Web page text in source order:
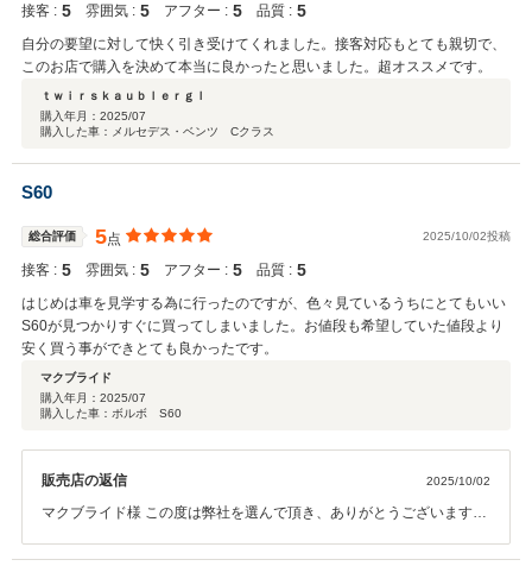
接客 : 5 雰囲気 : 5 アフター : 5 品質 : 5
自分の要望に対して快く引き受けてくれました。接客対応もとても親切で、
このお店で購入を決めて本当に良かったと思いました。超オススメです。
ｔｗｉｒｓｋａｕｂｌｅｒｇｌ
購入年月： 2025/07
購入した車：メルセデス・ベンツ Cクラス
S60
総合評価 5点 2025/10/02投稿
接客 : 5 雰囲気 : 5 アフター : 5 品質 : 5
はじめは車を見学する為に行ったのですが、色々見ているうちにとてもいい
S60が見つかりすぐに買ってしまいました。お値段も希望していた値段より
安く買う事ができとても良かったです。
マクブライド
購入年月： 2025/07
購入した車：ボルボ S60
販売店の返信 2025/10/02
マクブライド様 この度は弊社を選んで頂き、ありがとうございます！